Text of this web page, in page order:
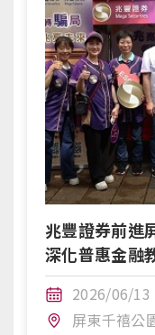
兆豐證券前進
深化普惠金融
2026/06/13
屏東千禧公